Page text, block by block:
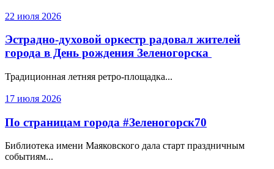
22 июля 2026
Эстрадно-духовой оркестр радовал жителей
города в День рождения Зеленогорска
Традиционная летняя ретро-площадка...
17 июля 2026
По страницам города #Зеленогорск70
Библиотека имени Маяковского дала старт праздничным
событиям...